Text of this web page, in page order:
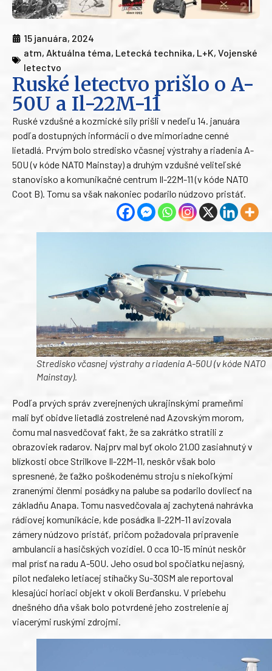
15 januára, 2024
atm, Aktuálna téma, Letecká technika, L+K, Vojenské
letectvo
Ruské letectvo prišlo o A-
50U a Il-22M-11
Ruské vzdušné a kozmické sily prišli v nedeľu 14. januára
podľa dostupných informácií o dve mimoriadne cenné
lietadlá. Prvým bolo stredisko včasnej výstrahy a riadenia A-
50U (v kóde NATO Mainstay) a druhým vzdušné veliteľské
stanovisko a komunikačné centrum Il-22M-11 (v kóde NATO
Coot B). Tomu sa však nakoniec podarilo núdzovo pristáť.
Stredisko včasnej výstrahy a riadenia A-50U (v kóde NATO
Mainstay).
Podľa prvých správ zverejnených ukrajinskými prameňmi
mali byť obidve lietadlá zostrelené nad Azovským morom,
čomu mal nasvedčovať fakt, že sa zakrátko stratili z
obrazoviek radarov. Najprv mal byť okolo 21.00 zasiahnutý v
blízkosti obce Strilkove Il-22M-11, neskôr však bolo
spresnené, že ťažko poškodenému stroju s niekoľkými
zranenými členmi posádky na palube sa podarilo dovliecť na
základňu Anapa. Tomu nasvedčovala aj zachytená nahrávka
rádiovej komunikácie, kde posádka Il-22M-11 avizovala
zámery núdzovo pristáť, pričom požadovala pripravenie
ambulancií a hasičských vozidiel. O cca 10-15 minút neskôr
mal prísť na radu A-50U. Jeho osud bol spočiatku nejasný,
pilot neďaleko letiacej stíhačky Su-30SM ale reportoval
klesajúci horiaci objekt v okolí Berďansku. V priebehu
dnešného dňa však bolo potvrdené jeho zostrelenie aj
viacerými ruskými zdrojmi.